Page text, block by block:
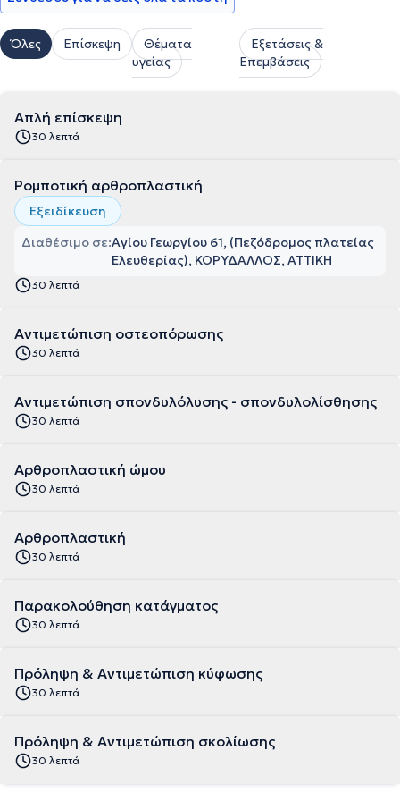
Όλες Επίσκεψη
Θέματα
υγείας
Εξετάσεις &
Επεμβάσεις
Απλή επίσκεψη
30 λεπτά
Ρομποτική αρθροπλαστική
Εξειδίκευση
Διαθέσιμο σε:Αγίου Γεωργίου 61, (Πεζόδρομος πλατείας
Ελευθερίας), ΚΟΡΥΔΑΛΛΟΣ, ΑΤΤΙΚΗ
30 λεπτά
Αντιμετώπιση οστεοπόρωσης
30 λεπτά
Αντιμετώπιση σπονδυλόλυσης - σπονδυλολίσθησης
30 λεπτά
Αρθροπλαστική ώμου
30 λεπτά
Αρθροπλαστική
30 λεπτά
Παρακολούθηση κατάγματος
30 λεπτά
Πρόληψη & Αντιμετώπιση κύφωσης
30 λεπτά
Πρόληψη & Αντιμετώπιση σκολίωσης
30 λεπτά